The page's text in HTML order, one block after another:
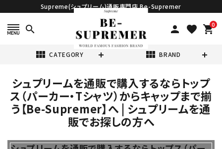
Supreme(シュプリーム)通販専門店 Be-Supremer
search person favorite 0
shopping_cart
view_module CATEGORY view_module BRAND
search
シュプリームを通販で購入するならトップ
ス（パーカー・Tシャツ）からキャップまで揃
う【Be-Supremer】へ | シュプリームを通
販でお探しの方へ